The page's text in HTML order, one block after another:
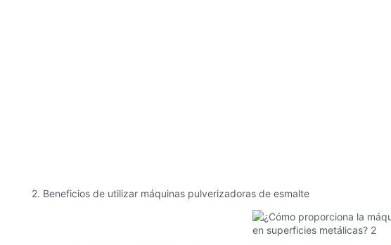
2. Beneficios de utilizar máquinas pulverizadoras de esmalte